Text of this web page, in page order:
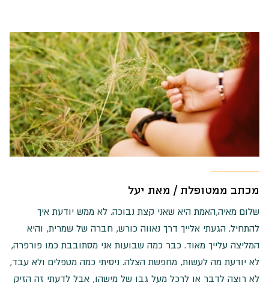
מכתב ממטופלת / מאת יעל
שלום מאיה,האמת היא שאני קצת נבוכה. לא ממש יודעת איך
להתחיל. הגעתי אלייך דרך נאווה כורש, חברה של שמרית, והיא
המליצה עלייך מאוד. כבר כמה שבועות אני מסתובבת כמו פורפרה,
לא יודעת מה לעשות, מחפשת הצלה. ניסיתי כמה מטפלים ולא עבד,
לא רוצה לדבר או לרכל מעל גבו של מישהו, אבל לדעתי זה הזיק